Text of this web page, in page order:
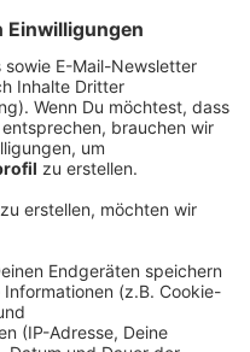
16:47
Firma Dahler in den